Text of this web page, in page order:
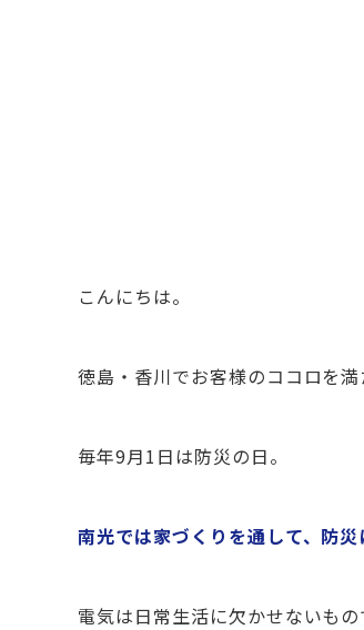
こんにちは。
徳島・香川でお客様のココロを
毎年9月1日は防災の日。
南光では家づくりを通して、防災
電気は日常生活に欠かせないも